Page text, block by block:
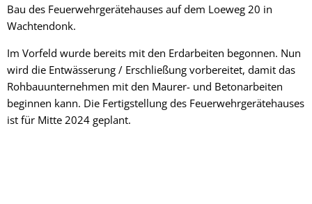
Bau des Feuerwehrgerätehauses auf dem Loeweg 20 in
Wachtendonk.
Im Vorfeld wurde bereits mit den Erdarbeiten begonnen. Nun
wird die Entwässerung / Erschließung vorbereitet, damit das
Rohbauunternehmen mit den Maurer- und Betonarbeiten
beginnen kann. Die Fertigstellung des Feuerwehrgerätehauses
ist für Mitte 2024 geplant.